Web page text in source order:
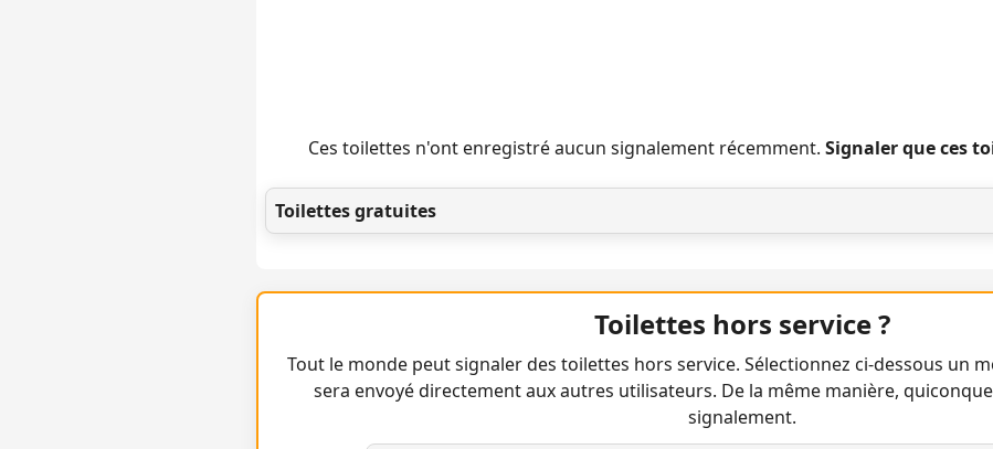
Ces toilettes n'ont enregistré aucun signalement récemment. Signaler que ces
Toilettes gratuites
Toilettes hors service ?
Tout le monde peut signaler des toilettes hors service. Sélectionnez ci-dessous un
sera envoyé directement aux autres utilisateurs. De la même manière,
signalement.